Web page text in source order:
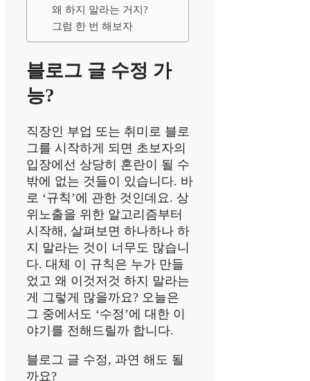
왜 하지 말라는 거지?
그럼 한 번 해보자
블로그 글 수정 가
능?
직장인 부업 또는 취미로 블로
그를 시작하게 되면 초보자의
입장에선 상당히 혼란이 될 수
밖에 없는 것들이 있습니다. 바
로 ‘규칙’에 관한 것인데요. 상
위노출을 위한 알고리즘부터
시작해, 살펴보면 하나하나 하
지 말라는 것이 너무도 많습니
다. 대체 이 규칙은 누가 만들
었고 왜 이것저것 하지 말라는
게 그렇게 많을까요? 오늘은
그 중에서도 ‘수정’에 대한 이
야기를 전해드릴까 합니다.
블로그 글 수정, 과연 해도 될
까요?